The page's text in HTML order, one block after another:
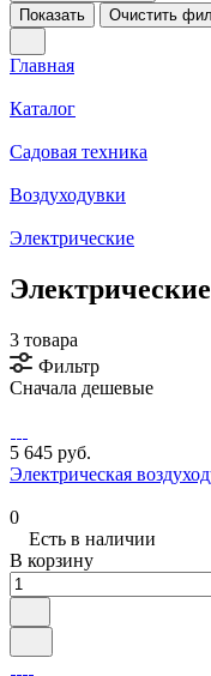
Показать
Очистить
Главная
Каталог
Садовая техника
Воздуходувки
Электрические
Электрические
3 товара
Фильтр
Сначала дешевые
5 645 руб.
Электрическая
0
Есть в наличии
В корзину